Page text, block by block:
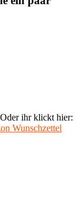
Oder ihr klickt hier:
Wunschzettel